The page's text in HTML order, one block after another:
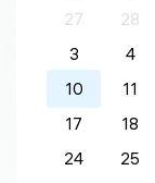
27
28
3
4
10
11
17
18
24
25